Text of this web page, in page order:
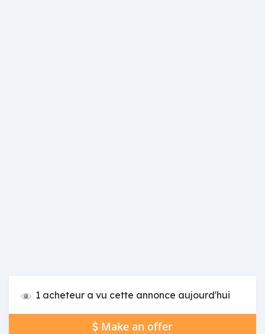
1 acheteur a vu cette annonce aujourd'hui
Make an offer